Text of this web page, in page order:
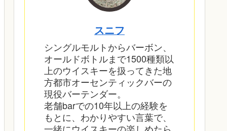
スニフ
シングルモルトからバーボン、
オールドボトルまで1500種類以
上のウイスキーを扱ってきた地
方都市オーセンティックバーの
現役バーテンダー。
老舗barでの10年以上の経験を
もとに、わかりやすい言葉で、